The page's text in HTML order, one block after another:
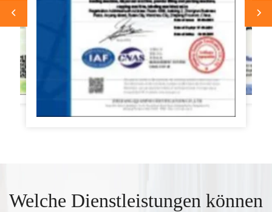
Welche Dienstleistungen können